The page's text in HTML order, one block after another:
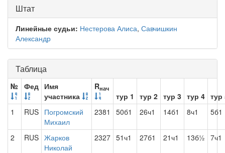
Штат
Линейные судьи: Нестерова Алиса, Савчишкин
Александр
Таблица
№ Фед Имя
участника
Rнач
тур 1 тур 2 тур 3 тур 4 тур
1
RUS Погромский
Михаил
2381 50б1 26ч1 14б1 8ч1 5б1
2 RUS Жарков
Николай
2327 51ч1 27б1 21ч1 13б½ 7ч1